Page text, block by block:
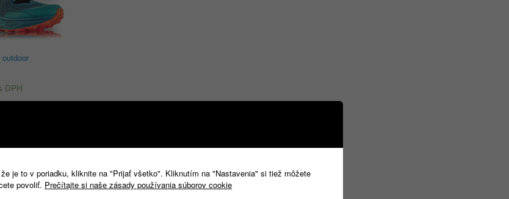
DPH
je to v poriadku, kliknite na "Prijať všetko". Kliknutím na "Nastavenia" si tiež môžete
povoliť. Prečítajte si naše zásady používania súborov cookie